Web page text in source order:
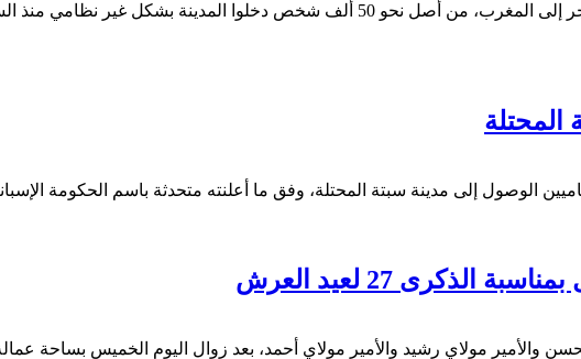
27 لعيد العرش
والأمير مولاي رشيد والأمير مولاي أحمد، بعد زوال اليوم الخميس بساحة